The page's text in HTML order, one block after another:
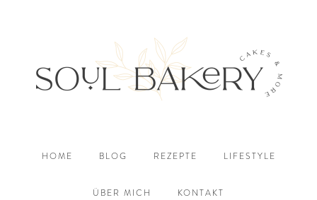
HOME BLOG REZEPTE LIFESTYLE
ÜBER MICH KONTAKT